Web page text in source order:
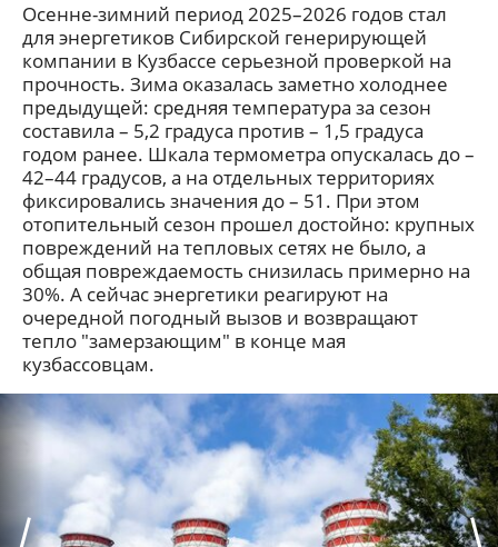
Осенне-зимний период 2025–2026 годов стал
для энергетиков Сибирской генерирующей
компании в Кузбассе серьезной проверкой на
прочность. Зима оказалась заметно холоднее
предыдущей: средняя температура за сезон
составила – 5,2 градуса против – 1,5 градуса
годом ранее. Шкала термометра опускалась до –
42–44 градусов, а на отдельных территориях
фиксировались значения до – 51. При этом
отопительный сезон прошел достойно: крупных
повреждений на тепловых сетях не было, а
общая повреждаемость снизилась примерно на
30%. А сейчас энергетики реагируют на
очередной погодный вызов и возвращают
тепло "замерзающим" в конце мая
кузбассовцам.